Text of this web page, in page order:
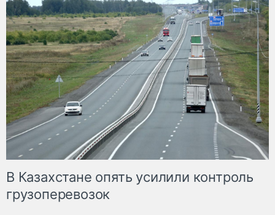
В Казахстане опять усилили контроль
грузоперевозок